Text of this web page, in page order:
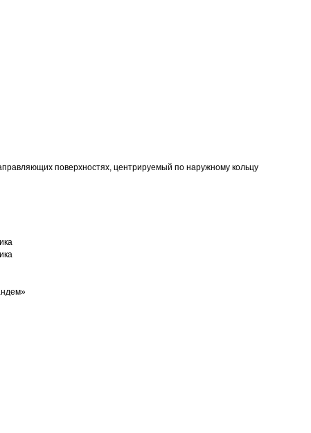
поверхностях, центрируемый по наружному кольцу